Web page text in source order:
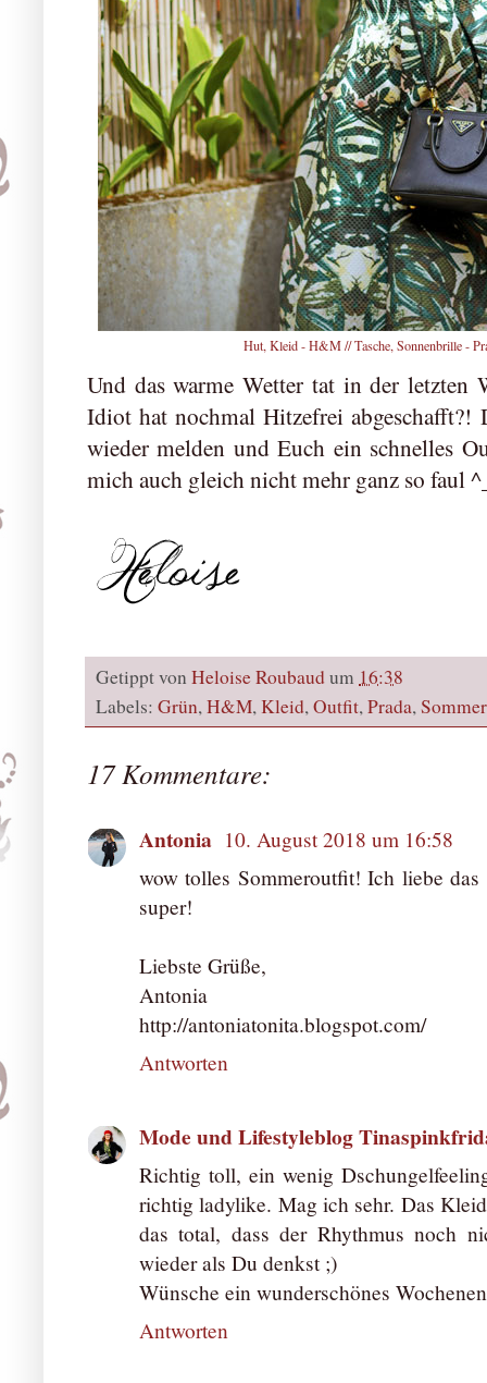
Hut, Kleid - H&M // Tasche, Sonnenbrille -
Und das warme Wetter tat in der letzten
Idiot hat nochmal Hitzefrei
wieder melden und Euch ein schnelles
mich auch gleich nicht mehr ganz so faul
Getippt von Heloise Roubaudum 16:38
Labels: Grün,H&M,Kleid,Outfit,Prada,Sommer
17 Kommentare:
Antonia 10. August 2018 um 16:58
wow tolles Sommeroutfit! Ich liebe
super!
Liebste Grüße,
Antonia
http://antoniatonita.blogspot.com/
Antworten
Mode und Lifestyleblog
Richtig toll, ein wenig
richtig ladylike. Mag ich sehr. Das
das total, dass der Rhythmus noch
wieder als Du denkst ;)
Wünsche ein wunderschönes
Antworten